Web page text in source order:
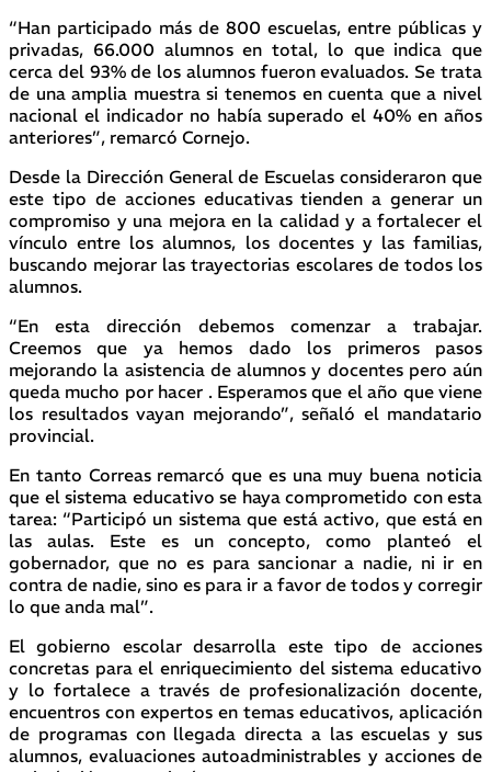
“Han participado más de 800 escuelas, entre públicas y
privadas, 66.000 alumnos en total, lo que indica que
cerca del 93% de los alumnos fueron evaluados. Se trata
de una amplia muestra si tenemos en cuenta que a nivel
nacional el indicador no había superado el 40% en años
anteriores”, remarcó Cornejo.
Desde la Dirección General de Escuelas consideraron que
este tipo de acciones educativas tienden a generar un
compromiso y una mejora en la calidad y a fortalecer el
vínculo entre los alumnos, los docentes y las familias,
buscando mejorar las trayectorias escolares de todos los
alumnos.
“En esta dirección debemos comenzar a trabajar.
Creemos que ya hemos dado los primeros pasos
mejorando la asistencia de alumnos y docentes pero aún
queda mucho por hacer . Esperamos que el año que viene
los resultados vayan mejorando”, señaló el mandatario
provincial.
En tanto Correas remarcó que es una muy buena noticia
que el sistema educativo se haya comprometido con esta
tarea: “Participó un sistema que está activo, que está en
las aulas. Este es un concepto, como planteó el
gobernador, que no es para sancionar a nadie, ni ir en
contra de nadie, sino es para ir a favor de todos y corregir
lo que anda mal”.
El gobierno escolar desarrolla este tipo de acciones
concretas para el enriquecimiento del sistema educativo
y lo fortalece a través de profesionalización docente,
encuentros con expertos en temas educativos, aplicación
de programas con llegada directa a las escuelas y sus
alumnos, evaluaciones autoadministrables y acciones de